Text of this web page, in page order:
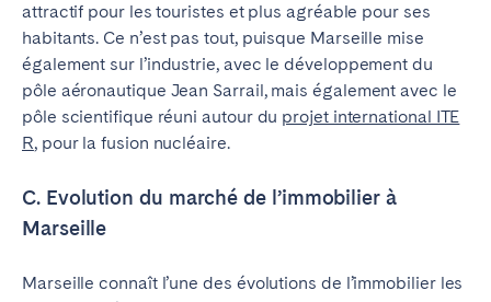
attractif pour les touristes et plus agréable pour ses
habitants. Ce n’est pas tout, puisque Marseille mise
également sur l’industrie, avec le développement du
pôle aéronautique Jean Sarrail, mais également avec le
pôle scientifique réuni autour du projet international ITE
R, pour la fusion nucléaire.
C. Evolution du marché de l’immobilier à
Marseille
Marseille connaît l’une des évolutions de l’immobilier les